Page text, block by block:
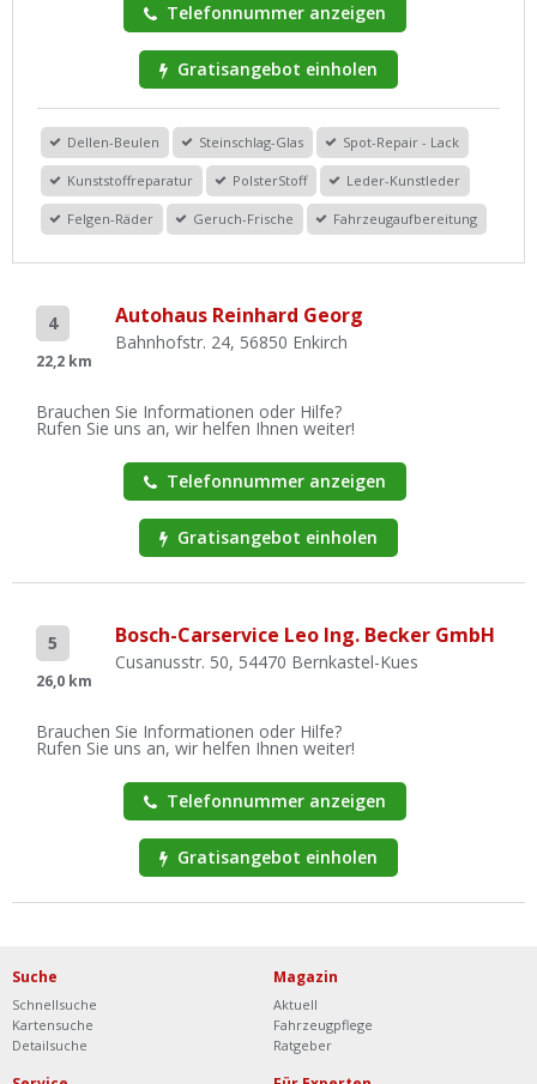
Telefonnummer anzeigen
Gratisangebot einholen
Dellen-Beulen Steinschlag-Glas Spot-Repair - Lack
Kunststoffreparatur PolsterStoff Leder-Kunstleder
Felgen-Räder Geruch-Frische Fahrzeugaufbereitung
4
22,2 km
Autohaus Reinhard Georg
Bahnhofstr. 24, 56850 Enkirch
Brauchen Sie Informationen oder Hilfe?
Rufen Sie uns an, wir helfen Ihnen weiter!
Telefonnummer anzeigen
Gratisangebot einholen
5
26,0 km
Bosch-Carservice Leo Ing. Becker GmbH
Cusanusstr. 50, 54470 Bernkastel-Kues
Brauchen Sie Informationen oder Hilfe?
Rufen Sie uns an, wir helfen Ihnen weiter!
Telefonnummer anzeigen
Gratisangebot einholen
Suche
Schnellsuche
Kartensuche
Detailsuche
Magazin
Aktuell
Fahrzeugpflege
Ratgeber